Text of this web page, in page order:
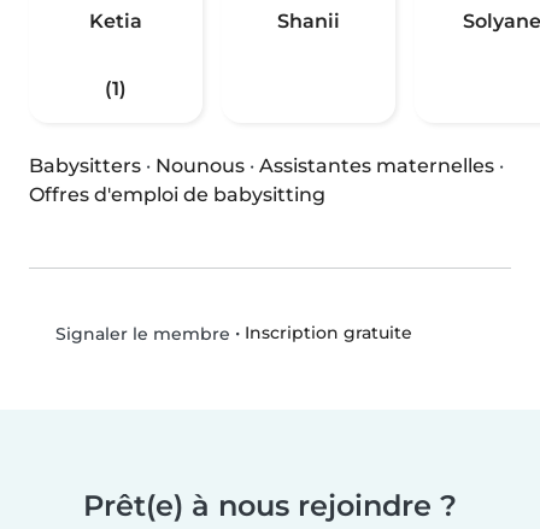
Ketia
(1)
Shanii Solyane
Babysitters · Nounous · Assistantes maternelles ·
Offres d'emploi de babysitting
Signaler le membre • Inscription gratuite
Prêt(e) à nous rejoindre ?